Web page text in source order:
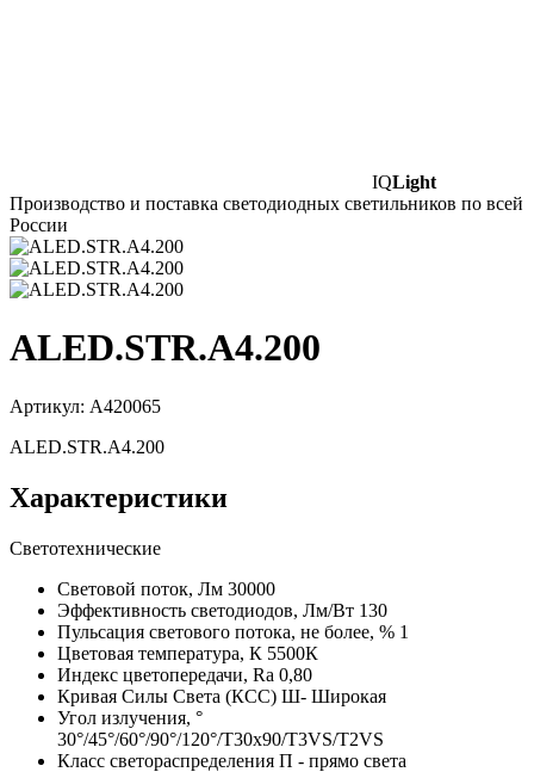
IQLight
Производство и поставка светодиодных светильников по всей
России
ALED.STR.A4.200
Артикул: А420065
ALED.STR.A4.200
Характеристики
Светотехнические
Световой поток, Лм 30000
Эффективность светодиодов, Лм/Вт 130
Пульсация светового потока, не более, % 1
Цветовая температура, К 5500К
Индекс цветопередачи, Ra 0,80
Кривая Силы Света (КСС) Ш- Широкая
Угол излучения, °
30°/45°/60°/90°/120°/T30x90/T3VS/T2VS
Класс светораспределения П - прямо света